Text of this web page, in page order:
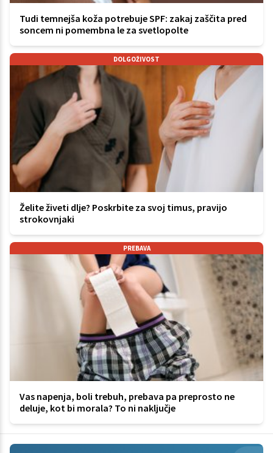
Tudi temnejša koža potrebuje SPF: zakaj zaščita pred
soncem ni pomembna le za svetlopolte
DOLGOŽIVOST
Želite živeti dlje? Poskrbite za svoj timus, pravijo
strokovnjaki
PREBAVA
Vas napenja, boli trebuh, prebava pa preprosto ne
deluje, kot bi morala? To ni naključje